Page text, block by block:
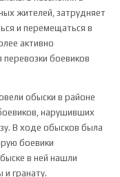
жителей, затрудняет
и перемещаться в
активно
боевиков
обыски в районе
нарушивших
В ходе обысков была
боевики
в ней нашли
гранату.